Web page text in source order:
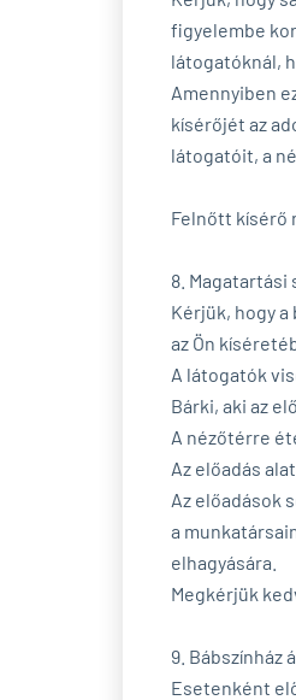
figyelembe
látogatóknál,
Amennyiben
kísérőjét az
látogatóit, a
Felnőtt kísérő
8. Magatartási
Kérjük, hogy
az Ön
A látogatók
Bárki, aki az
A nézőtérre
Az előadás
Az előadások
a
elhagyására.
Megkérjük
9. Bábszínház
Esetenként